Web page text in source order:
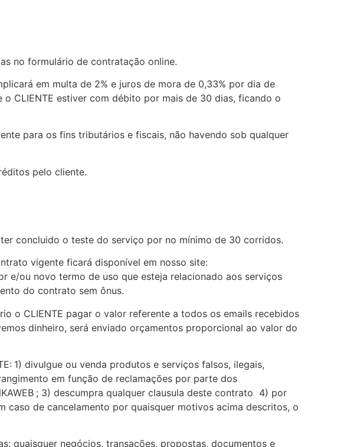
no formulário de contratação online.
em multa de 2% e juros de mora de 0,33% por dia de
CLIENTE estiver com débito por mais de 30 dias, ficando o
para os fins tributários e fiscais, não havendo sob qualquer
pelo cliente.
concluido o teste do serviço por no mínimo de 30 corridos.
vigente ficará disponível em nosso site:
e/ou novo termo de uso que esteja relacionado aos serviços
do contrato sem ônus.
o CLIENTE pagar o valor referente a todos os emails recebidos
dinheiro, será enviado orçamentos proporcional ao valor do
1) divulgue ou venda produtos e serviços falsos, ilegais,
em função de reclamações por parte dos
; 3) descumpra qualquer clausula deste contrato 4) por
de cancelamento por quaisquer motivos acima descritos, o
quaisquer negócios, transações, propostas, documentos e